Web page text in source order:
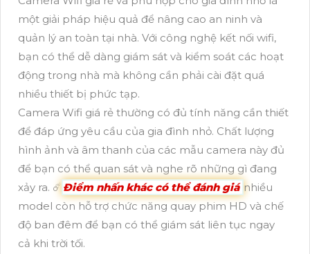
một giải pháp hiệu quả để nâng cao an ninh và
quản lý an toàn tại nhà. Với công nghệ kết nối wifi,
bạn có thể dễ dàng giám sát và kiểm soát các hoạt
động trong nhà mà không cần phải cài đặt quá
nhiều thiết bị phức tạp.
Camera Wifi giá rẻ thường có đủ tính năng cần thiết
để đáp ứng yêu cầu của gia đình nhỏ. Chất lượng
hình ảnh và âm thanh của các mẫu camera này đủ
để bạn có thể quan sát và nghe rõ những gì đang
xảy ra. ☄️ Điểm nhấn khác có thể đánh giá nhiều
model còn hỗ trợ chức năng quay phim HD và chế
độ ban đêm để bạn có thể giám sát liên tục ngay
cả khi trời tối.